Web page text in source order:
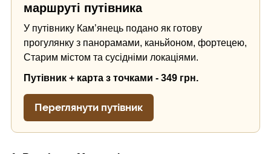
маршруті путівника
У путівнику Кам’янець подано як готову
прогулянку з панорамами, каньйоном, фортецею,
Старим містом та сусідніми локаціями.
Путівник + карта з точками - 349 грн.
Переглянути путівник